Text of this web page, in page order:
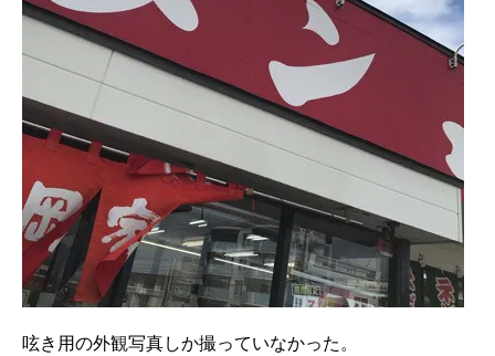
呟き用の外観写真しか撮っていなかった。